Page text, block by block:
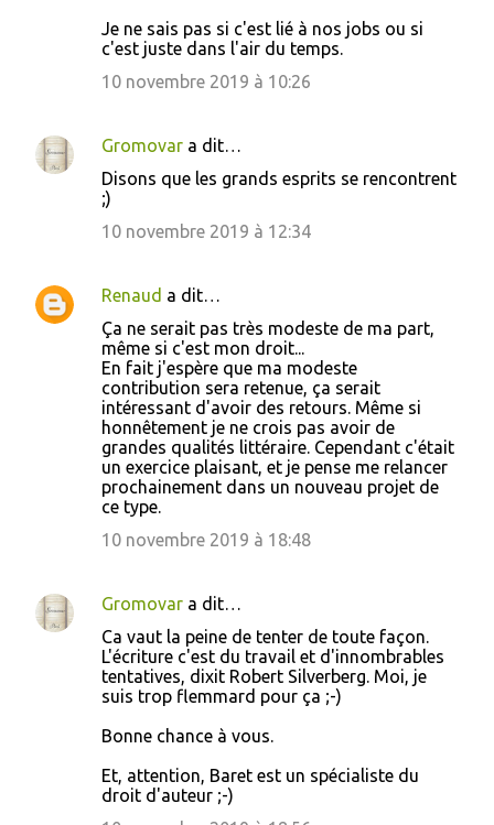
Je ne sais pas si c'est lié à nos jobs ou si
c'est juste dans l'air du temps.
10 novembre 2019 à 10:26
Gromovar a dit…
Disons que les grands esprits se rencontrent
;)
10 novembre 2019 à 12:34
Renaud a dit…
Ça ne serait pas très modeste de ma part,
même si c'est mon droit...
En fait j'espère que ma modeste
contribution sera retenue, ça serait
intéressant d'avoir des retours. Même si
honnêtement je ne crois pas avoir de
grandes qualités littéraire. Cependant c'était
un exercice plaisant, et je pense me relancer
prochainement dans un nouveau projet de
ce type.
10 novembre 2019 à 18:48
Gromovar a dit…
Ca vaut la peine de tenter de toute façon.
L'écriture c'est du travail et d'innombrables
tentatives, dixit Robert Silverberg. Moi, je
suis trop flemmard pour ça ;-)
Bonne chance à vous.
Et, attention, Baret est un spécialiste du
droit d'auteur ;-)